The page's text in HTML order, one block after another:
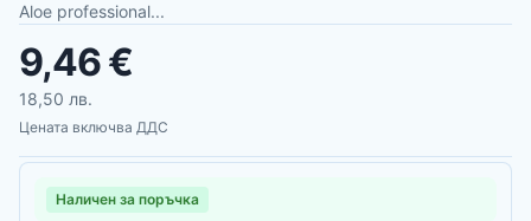
Aloe professional...
9,46 €
18,50 лв.
Цената включва ДДС
Наличен за поръчка